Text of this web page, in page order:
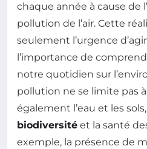
chaque année à cause de
pollution de l’air. Cette
seulement l’urgence
l’importance de
notre quotidien sur
pollution ne se limite pas à
également l’eau et les
biodiversité et la santé
exemple, la présence de